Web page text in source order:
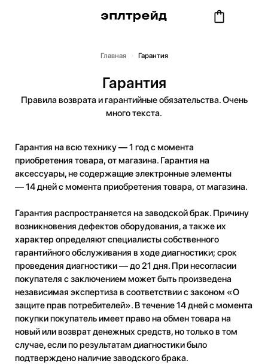
Главная Гарантия
Гарантия
Правила возврата и гарантийные обязательства. Очень
много текста.
Гарантия на всю технику — 1 год с момента
приобретения товара, от магазина. Гарантия на
аксессуары, не содержащие электронные элементы
— 14 дней с момента приобретения товара, от магазина.
Гарантия распространяется на заводской брак. Причину
возникновения дефектов оборудования, а также их
характер определяют специалисты собственного
гарантийного обслуживания в ходе диагностики; срок
проведения диагностики — до 21 дня. При несогласии
покупателя с заключением может быть произведена
независимая экспертиза в соответствии с законом «О
защите прав потребителей». В течение 14 дней с момента
покупки покупатель имеет право на обмен товара на
новый или возврат денежных средств, но только в том
случае, если по результатам диагностики было
подтверждено наличие заводского брака.